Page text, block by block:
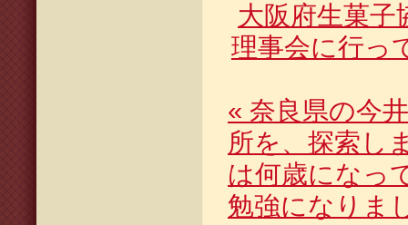
大阪府生菓子
理事会に行っ
« 奈良県の今
所を、探索し
は何歳になっ
勉強になりま